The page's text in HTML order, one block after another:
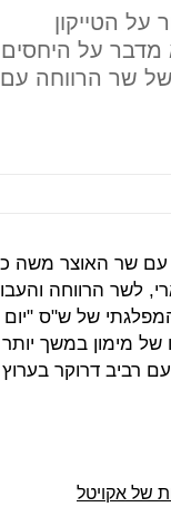
על הטייקון
מדבר על היחסים
שר הרווחה עם
עם שר האוצר משה
לשר הרווחה
של ש"ס "יום
מימון במשך יותר